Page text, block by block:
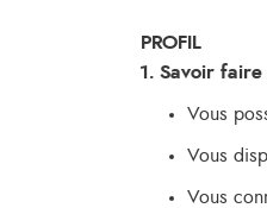
PROFIL
1. Savoir faire
Vous
Vous
Vous